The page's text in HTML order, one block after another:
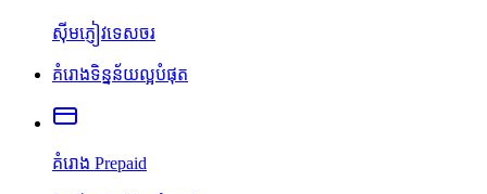
ស៊ីមភ្ញៀវទេសចរ
គំរោងទិន្នន័យល្អបំផុត
គំរោង Prepaid